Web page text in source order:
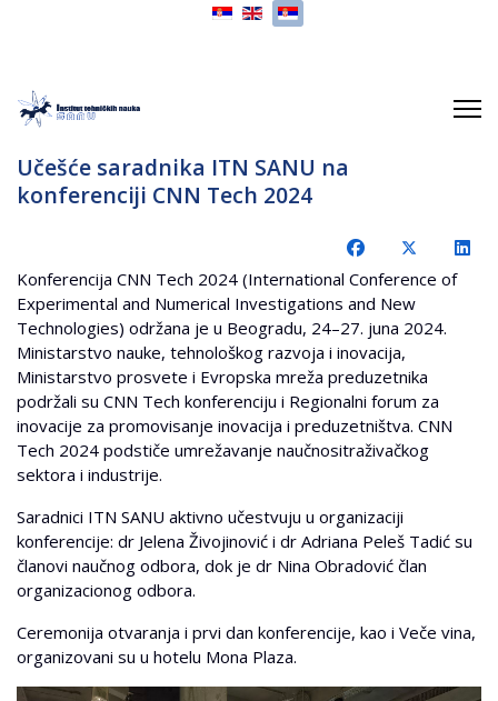
Izaberite vaš jezik
Učešće saradnika ITN SANU na
konferenciji CNN Tech 2024
Konferencija CNN Tech 2024 (International Conference of
Experimental and Numerical Investigations and New
Technologies) održana je u Beogradu, 24–27. juna 2024.
Ministarstvo nauke, tehnološkog razvoja i inovacija,
Ministarstvo prosvete i Evropska mreža preduzetnika
podržali su CNN Tech konferenciju i Regionalni forum za
inovacije za promovisanje inovacija i preduzetništva. CNN
Tech 2024 podstiče umrežavanje naučnositraživačkog
sektora i industrije.
Saradnici ITN SANU aktivno učestvuju u organizaciji
konferencije: dr Jelena Živojinović i dr Adriana Peleš Tadić su
članovi naučnog odbora, dok je dr Nina Obradović član
organizacionog odbora.
Ceremonija otvaranja i prvi dan konferencije, kao i Veče vina,
organizovani su u hotelu Mona Plaza.